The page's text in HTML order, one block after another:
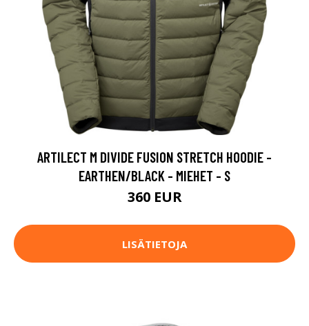
ARTILECT M DIVIDE FUSION STRETCH HOODIE -
EARTHEN/BLACK - MIEHET - S
360 EUR
LISÄTIETOJA